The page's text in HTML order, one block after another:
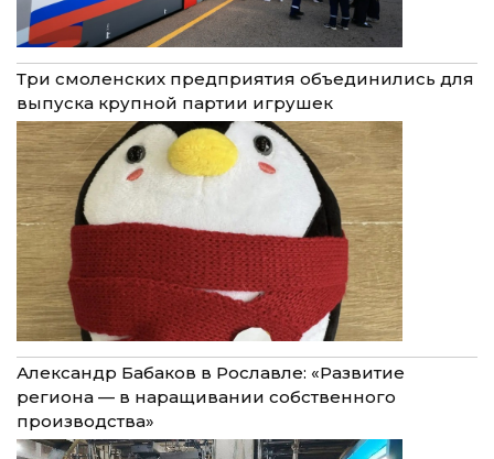
Три смоленских предприятия объединились для
выпуска крупной партии игрушек
Александр Бабаков в Рославле: «Развитие
региона — в наращивании собственного
производства»